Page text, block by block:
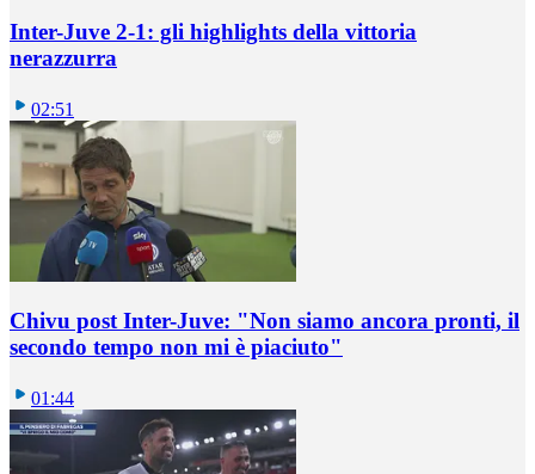
Inter-Juve 2-1: gli highlights della vittoria
nerazzurra
02:51
Chivu post Inter-Juve: "Non siamo ancora pronti, il
secondo tempo non mi è piaciuto"
01:44